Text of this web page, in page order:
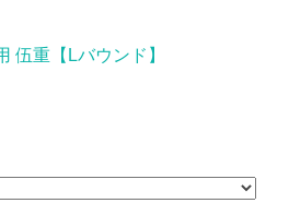
伍重【Lバウンド】